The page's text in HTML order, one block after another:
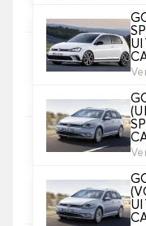
3. Materiaal
Kies het materiaal
Kies de kleur van